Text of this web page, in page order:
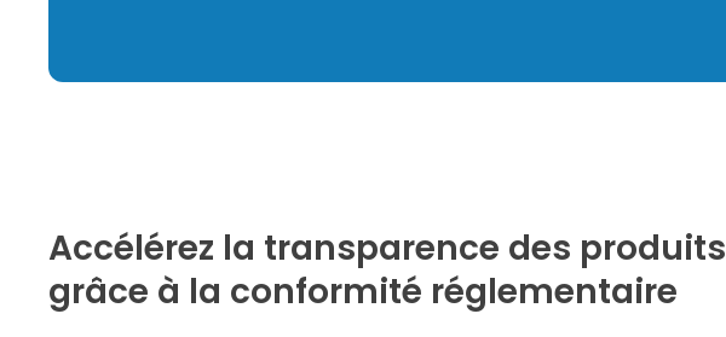
Accélérez la transparence des produits
grâce à la conformité réglementaire